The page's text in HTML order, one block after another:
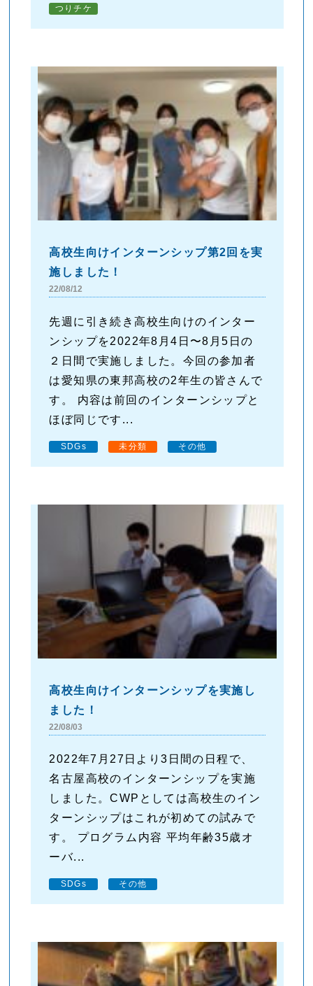
つりチケ
高校生向けインターンシップ第2回を実
施しました！
22/08/12
先週に引き続き高校生向けのインター
ンシップを2022年8月4日〜8月5日の
２日間で実施しました。今回の参加者
は愛知県の東邦高校の2年生の皆さんで
す。 内容は前回のインターンシップと
ほぼ同じです...
SDGs 未分類 その他
高校生向けインターンシップを実施し
ました！
22/08/03
2022年7月27日より3日間の日程で、
名古屋高校のインターンシップを実施
しました。CWPとしては高校生のイン
ターンシップはこれが初めての試みで
す。 プログラム内容 平均年齢35歳オ
ーバ...
SDGs その他